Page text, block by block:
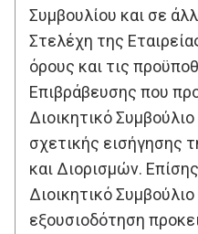
Συμβουλίου και σε
Στελέχη της
όρους και τις
Επιβράβευσης που
Διοικητικό
σχετικής εισήγησης
και Διορισμών.
Διοικητικό
εξουσιοδότηση